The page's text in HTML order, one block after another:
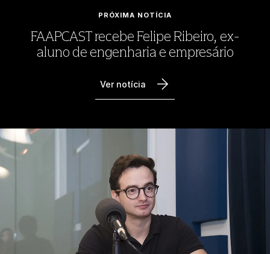
PRÓXIMA NOTÍCIA
FAAPCAST recebe Felipe Ribeiro, ex-
aluno de engenharia e empresário
Ver notícia